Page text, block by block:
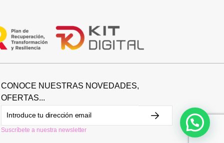
CONOCE NUESTRAS NOVEDADES,
OFERTAS...
Suscríbete a nuestra newsletter